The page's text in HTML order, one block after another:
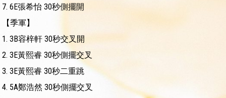
7. 6E張希怡 30秒側擺開
【季軍】
1. 3B容梓軒 30秒交叉開
2. 3E黃熙睿 30秒側擺交叉
3. 3E黃熙睿 30秒二重跳
4. 5A鄭浩然 30秒側擺交叉